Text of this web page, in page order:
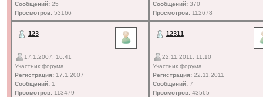
Сообщений:25
Просмотров:53166
Сообщений:370
Просмотров:112678
123
17.1.2007, 16:41
Участник форума
Регистрация:17.1.2007
Сообщений:1
Просмотров:113479
12311
22.11.2011, 11:10
Участник форума
Регистрация:22.11.2011
Сообщений:7
Просмотров:43565